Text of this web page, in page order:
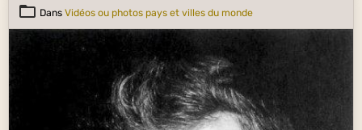
Dans Vidéos ou photos pays et villes du monde